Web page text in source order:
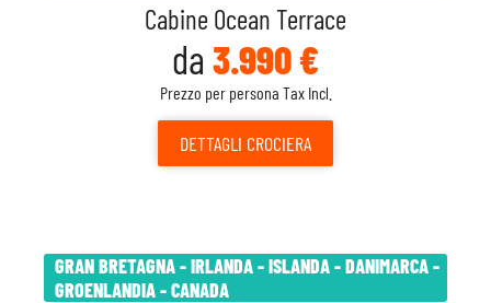
Cabine Ocean Terrace
da 3.990 €
Prezzo per persona Tax Incl.
DETTAGLI CROCIERA
GRAN BRETAGNA - IRLANDA - ISLANDA - DANIMARCA -
GROENLANDIA - CANADA